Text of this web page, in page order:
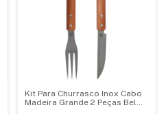
Kit Para Churrasco Inox Cabo
Madeira Grande 2 Peças Bel